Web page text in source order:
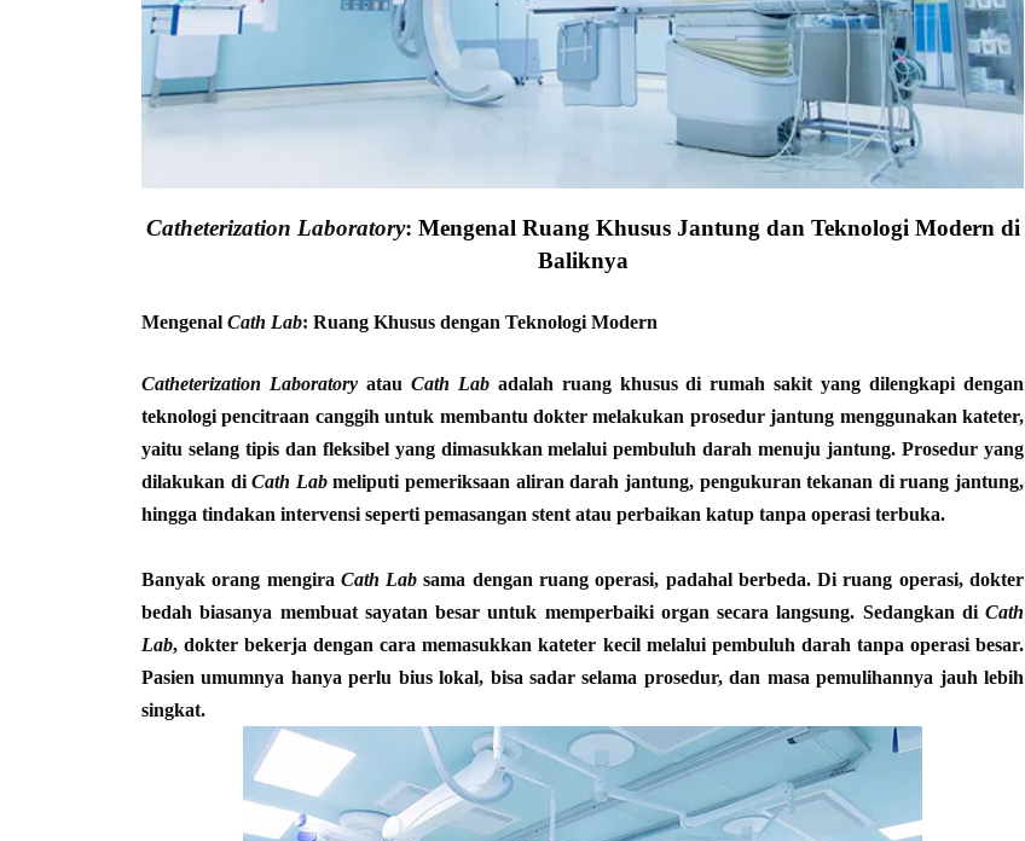
Catheterization Laboratory: Mengenal Ruang Khusus Jantung dan Teknologi Modern di
Baliknya
Mengenal Cath Lab: Ruang Khusus dengan Teknologi Modern
Catheterization Laboratoryatau Cath Labadalah ruang khusus di rumah sakit yang dilengkapi dengan
teknologi pencitraan canggih untuk membantu dokter melakukan prosedur jantung menggunakan kateter,
yaitu selang tipis dan fleksibel yang dimasukkan melalui pembuluh darah menuju jantung. Prosedur yang
dilakukan diCath Labmeliputi pemeriksaan aliran darah jantung, pengukuran tekanan di ruang jantung,
hingga tindakan intervensi seperti pemasangan stent atau perbaikan katup tanpa operasi terbuka.
Banyak orang mengira Cath Lab sama dengan ruang operasi, padahal berbeda. Di ruang operasi, dokter
bedah biasanya membuat sayatan besar untuk memperbaiki organ secara langsung. Sedangkan di Cath
Lab, dokter bekerja dengan cara memasukkan kateter kecil melalui pembuluh darah tanpa operasi besar.
Pasien umumnya hanya perlu bius lokal, bisa sadar selama prosedur, dan masa pemulihannya jauh lebih
singkat.